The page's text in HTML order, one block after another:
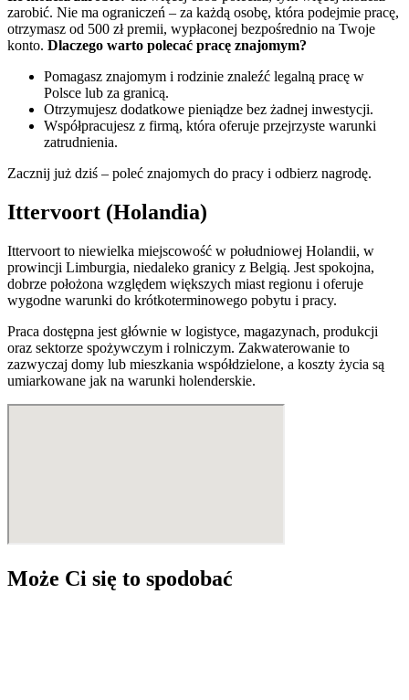
zarobić. Nie ma ograniczeń – za każdą osobę, która podejmie pracę,
otrzymasz od 500 zł premii, wypłaconej bezpośrednio na Twoje
konto. Dlaczego warto polecać pracę znajomym?
Pomagasz znajomym i rodzinie znaleźć legalną pracę w
Polsce lub za granicą.
Otrzymujesz dodatkowe pieniądze bez żadnej inwestycji.
Współpracujesz z firmą, która oferuje przejrzyste warunki
zatrudnienia.
Zacznij już dziś – poleć znajomych do pracy i odbierz nagrodę.
Ittervoort (Holandia)
Ittervoort to niewielka miejscowość w południowej Holandii, w
prowincji Limburgia, niedaleko granicy z Belgią. Jest spokojna,
dobrze położona względem większych miast regionu i oferuje
wygodne warunki do krótkoterminowego pobytu i pracy.
Praca dostępna jest głównie w logistyce, magazynach, produkcji
oraz sektorze spożywczym i rolniczym. Zakwaterowanie to
zazwyczaj domy lub mieszkania współdzielone, a koszty życia są
umiarkowane jak na warunki holenderskie.
Może Ci się to spodobać